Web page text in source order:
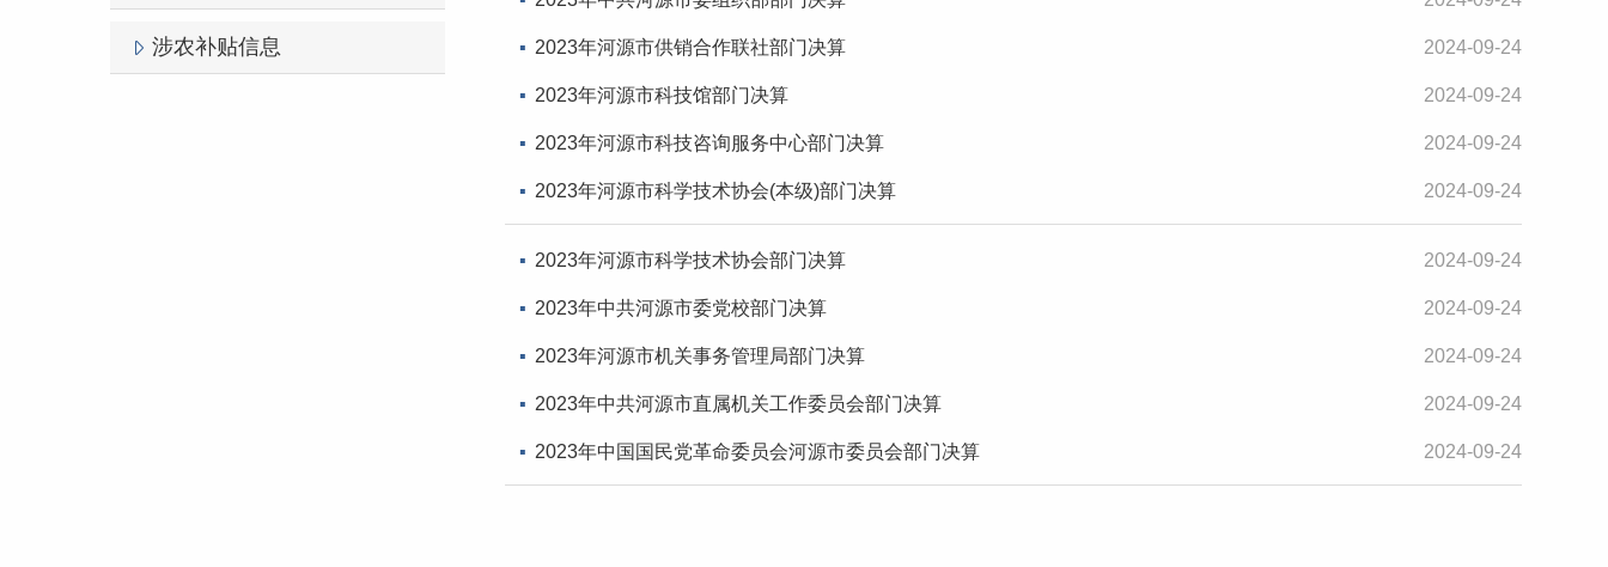
涉农补贴信息 2024-09-24
2023年河源市供销合作联社部门决算
2024-09-24
2023年河源市科技馆部门决算
2024-09-24
2023年河源市科技咨询服务中心部门决算
2024-09-24
2023年河源市科学技术协会(本级)部门决算
2024-09-24
2023年河源市科学技术协会部门决算
2024-09-24
2023年中共河源市委党校部门决算
2024-09-24
2023年河源市机关事务管理局部门决算
2024-09-24
2023年中共河源市直属机关工作委员会部门决算
2024-09-24
2023年中国国民党革命委员会河源市委员会部门决算